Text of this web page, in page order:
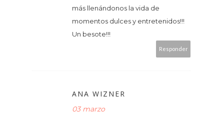
más llenándonos la vida de
momentos dulces y entretenidos!!!
Un besote!!!
Responder
ANA WIZNER
03 marzo